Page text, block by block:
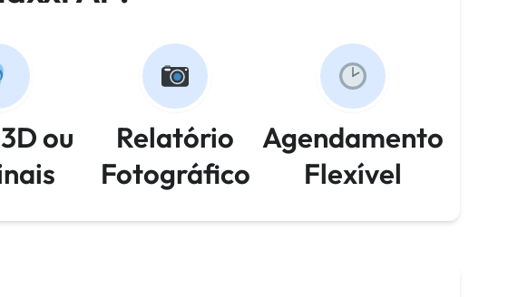
ou
Relatório
Fotográfico
Agendamento
Flexível